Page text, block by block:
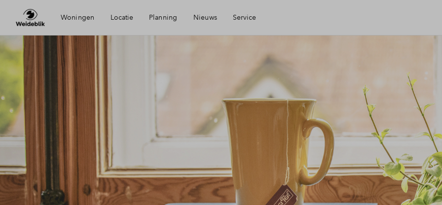
Woningen Locatie
Oldenzaal
Planning Nieuws Service
Financiele check
Financiering
Toewijzing
Woning kopen